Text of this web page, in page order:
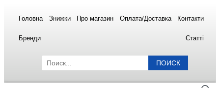
Головна Знижки Про магазин Оплата/Доставка Контакти
Бренди Статті
ПОИСК